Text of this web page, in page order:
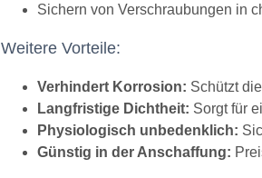
Sichern von Verschraubungen in
Weitere Vorteile:
Verhindert Korrosion: Schützt
Langfristige Dichtheit: Sorgt für
Physiologisch unbedenklich:
Günstig in der Anschaffung: